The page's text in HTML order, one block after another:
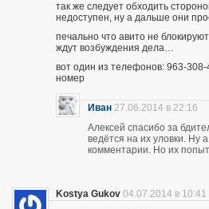
так же следует обходить
недоступен, ну а дальше они
печально что авито не
ждут возбуждения дела…
вот один из телефонов: 963-
номер
Иван 27.06.2014 в 22:16
Алексей спасибо за
ведётся на их уловки. Ну
комментарии. Но их
Kostya Gukov 04.07.2014 в 10:41